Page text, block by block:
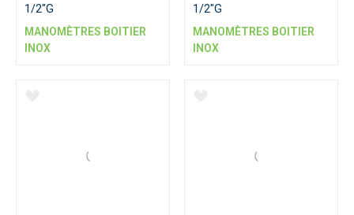
1/2"G
MANOMÈTRES BOITIER
INOX
1/2"G
MANOMÈTRES BOITIER
INOX